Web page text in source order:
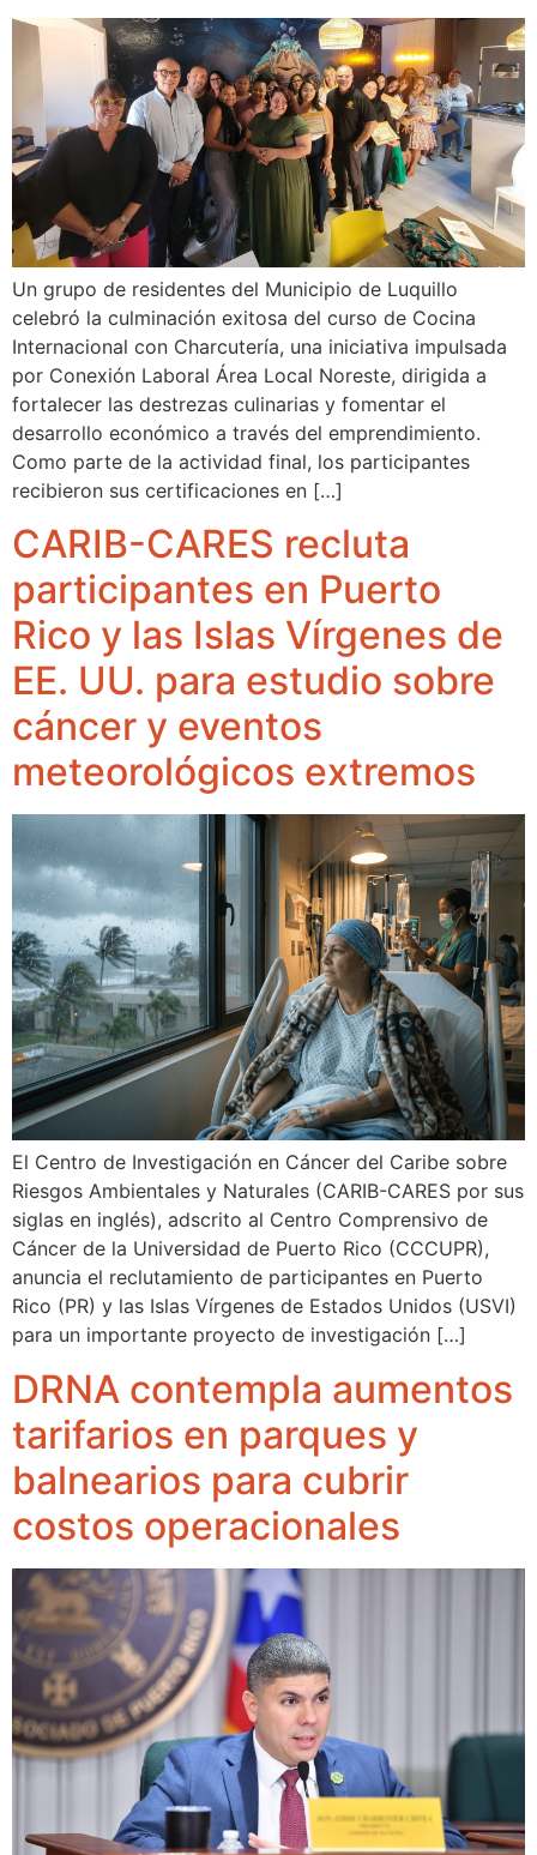
Un grupo de residentes del Municipio de Luquillo
celebró la culminación exitosa del curso de Cocina
Internacional con Charcutería, una iniciativa impulsada
por Conexión Laboral Área Local Noreste, dirigida a
fortalecer las destrezas culinarias y fomentar el
desarrollo económico a través del emprendimiento.
Como parte de la actividad final, los participantes
recibieron sus certificaciones en […]
CARIB-CARES recluta
participantes en Puerto
Rico y las Islas Vírgenes de
EE. UU. para estudio sobre
cáncer y eventos
meteorológicos extremos
El Centro de Investigación en Cáncer del Caribe sobre
Riesgos Ambientales y Naturales (CARIB-CARES por sus
siglas en inglés), adscrito al Centro Comprensivo de
Cáncer de la Universidad de Puerto Rico (CCCUPR),
anuncia el reclutamiento de participantes en Puerto
Rico (PR) y las Islas Vírgenes de Estados Unidos (USVI)
para un importante proyecto de investigación […]
DRNA contempla aumentos
tarifarios en parques y
balnearios para cubrir
costos operacionales